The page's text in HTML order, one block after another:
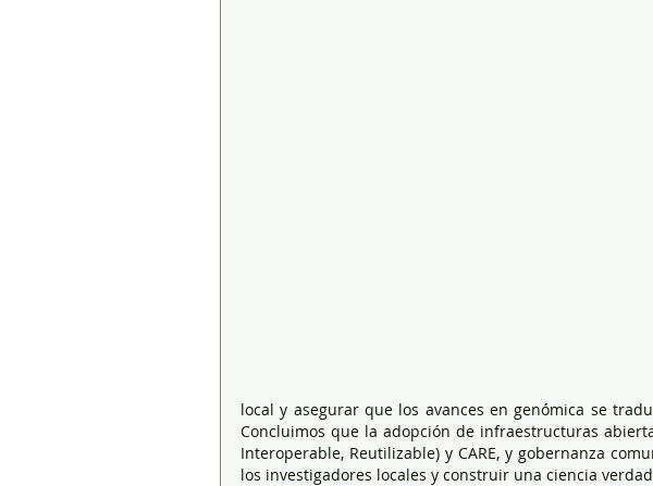
local y asegurar que los avances en genómica se
Concluimos que la adopción de infraestructuras
Interoperable, Reutilizable) y CARE, y gobernanza
los investigadores locales y construir una ciencia